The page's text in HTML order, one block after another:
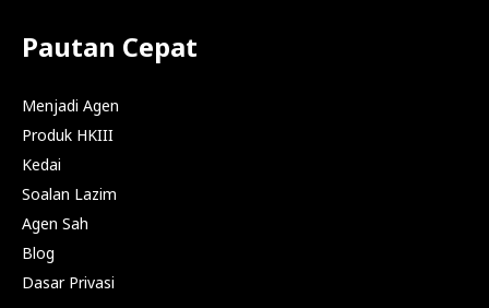
Pautan Cepat
Menjadi Agen
Produk HKIII
Kedai
Soalan Lazim
Agen Sah
Blog
Dasar Privasi